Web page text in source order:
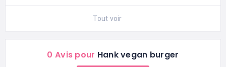
Tout voir
0 Avis pour Hank vegan burger